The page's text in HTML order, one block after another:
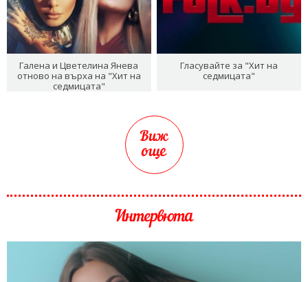
Галена и Цветелина Янева
отново на върха на "Хит на
седмицата"
Гласувайте за "Хит на
седмицата"
Виж
още
Интервюта